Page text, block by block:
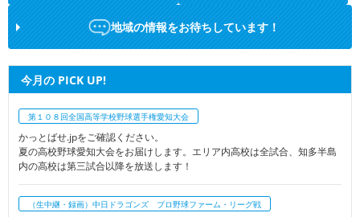
今月の PICK UP!
第１０８回全国高等学校野球選手権愛知大会
かっとばせ.jpをご確認ください。
夏の高校野球愛知大会をお届けします。エリア内高校は全試合、知多半島
内の高校は第三試合以降を放送します！
（生中継・録画）中日ドラゴンズ プロ野球ファーム・リーグ戦
地域の情報をお待ちしています！